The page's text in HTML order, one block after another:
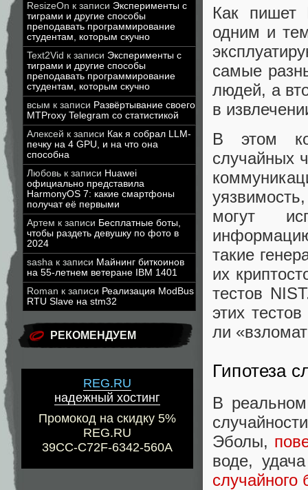
ResizeOn к записи Эксперименты с
тиграми и другие способы
преподавать программирование
студентам, которым скучно
Text2Vid к записи Эксперименты с
тиграми и другие способы
преподавать программирование
студентам, которым скучно
всым к записи Развёртывание своего
MTProxy Telegram со статистикой
Алексей к записи Как я собрал LLM-
печку на 4 GPU, и на что она
способна
Любовь к записи Huawei
официально представила
HarmonyOS 7: какие смартфоны
получат её первыми
Артем к записи Бесплатные боты,
чтобы раздеть девушку по фото в
2024
sasha к записи Майнинг биткоинов
на 55-летнем ветеране IBM 1401
Roman к записи Реализация ModBus
RTU Slave на stm32
РЕКОМЕНДУЕМ
REG.RU
надежный хостинг
Промокод на скидку 5%
REG.RU
39CC-C72F-6342-560A
Как пишет
одним и
самые
людей, а
в
В этом
случайных
могут
такие
их
тестов
этих
ли
Гипотеза
В
Эболы,
воде,
случайного